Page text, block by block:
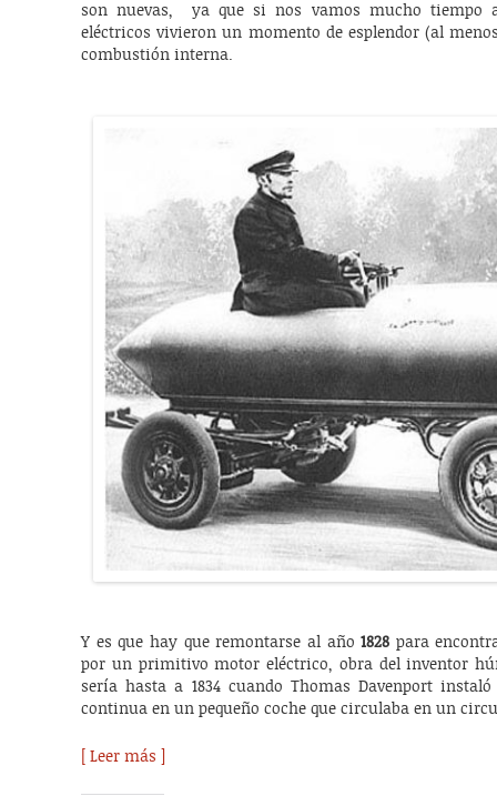
son nuevas, ya que si nos vamos mucho tiempo
eléctricos vivieron un momento de esplendor (al
combustión interna.
Y es que hay que remontarse al año1828 para
por un primitivo motor eléctrico, obra del inventor
sería hasta a 1834 cuando Thomas Davenport
continua en un pequeño coche que circulaba en un
[ Leer más ]